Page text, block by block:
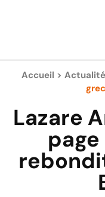
Accueil >
Lazare